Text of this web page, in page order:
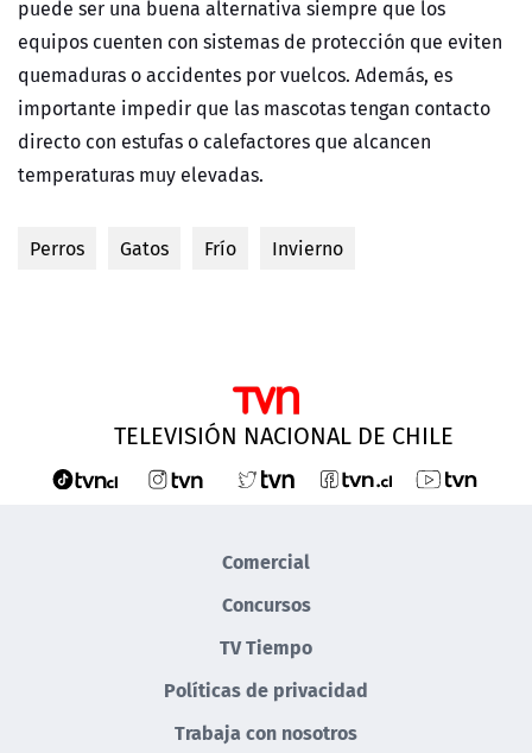
puede ser una buena alternativa siempre que los
equipos cuenten con sistemas de protección que eviten
quemaduras o accidentes por vuelcos. Además, es
importante impedir que las mascotas tengan contacto
directo con estufas o calefactores que alcancen
temperaturas muy elevadas.
Perros Gatos Frío Invierno
TELEVISIÓN NACIONAL DE CHILE
Comercial
Concursos
TV Tiempo
Políticas de privacidad
Trabaja con nosotros